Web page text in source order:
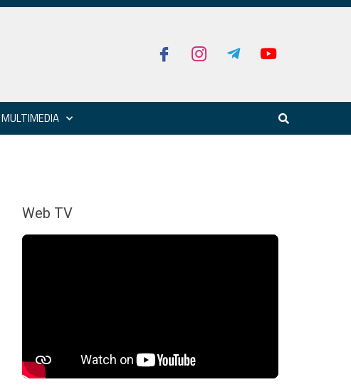
MULTIMEDIA
Web TV